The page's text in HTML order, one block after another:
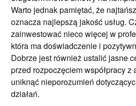
Warto jednak pamiętać, że
oznacza najlepszą jakość usług.
zainwestować nieco więcej w
która ma doświadczenie i
Dobrze jest również ustalić jasne
przed rozpoczęciem współpracy z
uniknąć nieporozumień
działań.